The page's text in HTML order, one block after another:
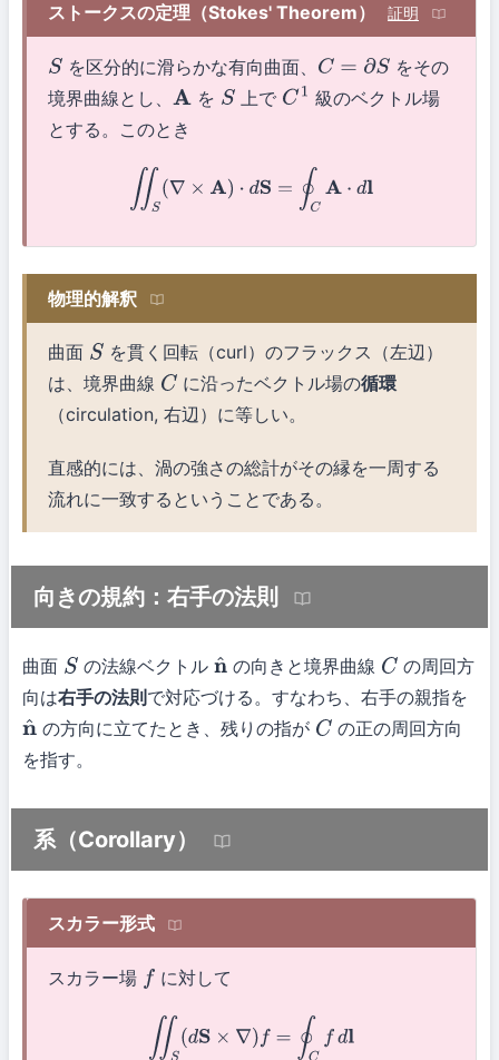
ストークスの定理（Stokes' Theorem） 証明
Sを区分的に滑らかな有向曲面、 C=∂S
をその
境界曲線とし、 A を S 上で C1 級のベクトル場
とする。このとき
∬ S( × A dS= ∮C A⋅
物理的解釈
曲面 Sを貫く回転（curl）のフラックス（左辺）
は、境界曲線 C に沿ったベクトル場の循環
（circulation, 右辺）に等しい。
直感的には、渦の強さの総計がその縁を一周する
流れに一致するということである。
向きの規約：右手の法則
曲面 Sの法線ベクトル n^ の向きと境界曲線 C の周回方
向は右手の法則 で対応づける。すなわち、右手の親指を
n^の方向に立てたとき、残りの指が Cの正の周回方向
を指す。
系（Corollary）
スカラー形式
スカラー場 f に対して
∬S dS ×∇) f= fd